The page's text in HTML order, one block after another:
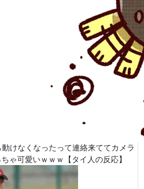
けなくなったって連絡来ててカメラ
ゃ可愛いｗｗｗ【タイ人の反応】